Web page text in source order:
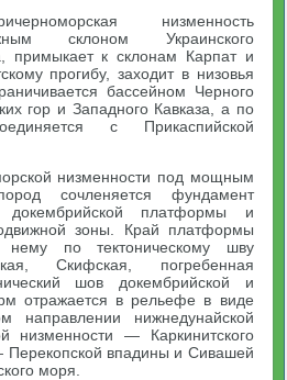
низменность
склоном Украинского
примыкает к склонам Карпат и
прогибу, заходит в низовья
бассейном Черного
гор и Западного Кавказа, а по
с Прикаспийской
низменности под мощным
сочленяется фундамент
докембрийской платформы и
зоны. Край платформы
по тектоническому шву
Скифская, погребенная
шов докембрийской и
отражается в рельефе в виде
направлении нижнедунайской
низменности — Каркинитского
впадины и Сивашей
моря.